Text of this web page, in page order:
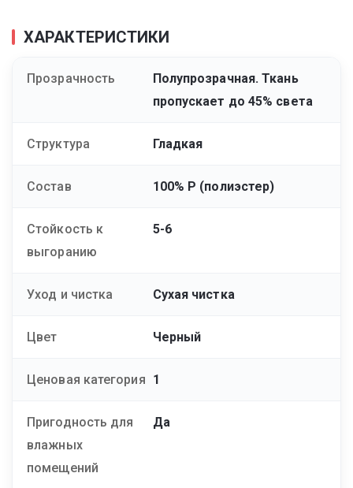
ХАРАКТЕРИСТИКИ
Прозрачность
Полупрозрачная. Ткань
пропускает до 45% света
Структура Гладкая
Состав 100% Р (полиэстер)
Стойкость к
выгоранию
5-6
Уход и чистка Сухая чистка
Цвет Черный
Ценовая категория 1
Пригодность для
влажных
помещений
Да